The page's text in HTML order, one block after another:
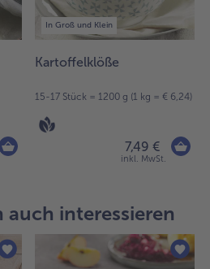
In Groß und Klein
Kartoffelklöße
15-17 Stück = 1200 g (1 kg = € 6,24)
7,49 €
inkl. MwSt.
auch interessieren